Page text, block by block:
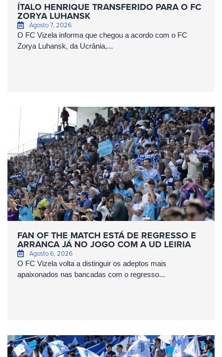
ÍTALO HENRIQUE TRANSFERIDO PARA O FC
ZORYA LUHANSK
Agosto 7, 2026
O FC Vizela informa que chegou a acordo com o FC
Zorya Luhansk, da Ucrânia,...
FAN OF THE MATCH ESTÁ DE REGRESSO E
ARRANCA JÁ NO JOGO COM A UD LEIRIA
Agosto 6, 2026
O FC Vizela volta a distinguir os adeptos mais
apaixonados nas bancadas com o regresso...